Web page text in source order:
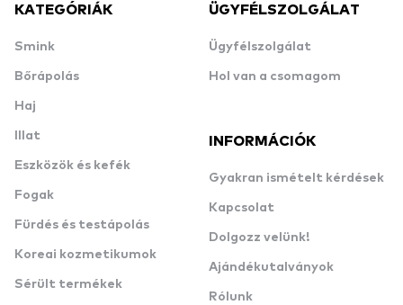
KATEGÓRIÁK
Smink
Bőrápolás
Haj
Illat
Eszközök és kefék
Fogak
Fürdés és testápolás
Koreai kozmetikumok
Sérült termékek
ÜGYFÉLSZOLGÁLAT
Ügyfélszolgálat
Hol van a csomagom
INFORMÁCIÓK
Gyakran ismételt kérdések
Kapcsolat
Dolgozz velünk!
Ajándékutalványok
Rólunk